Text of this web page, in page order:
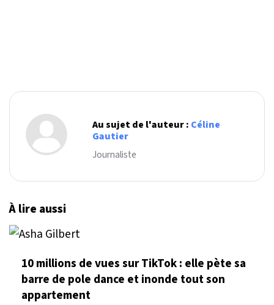
Au sujet de l'auteur : Céline
Gautier
Journaliste
À lire aussi
10 millions de vues sur TikTok : elle pète sa
barre de pole dance et inonde tout son
appartement